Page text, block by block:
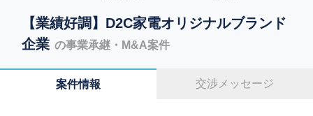
【業績好調】D2C家電オリジナルブランド
企業 の事業承継・M&A案件
案件情報 交渉メッセージ